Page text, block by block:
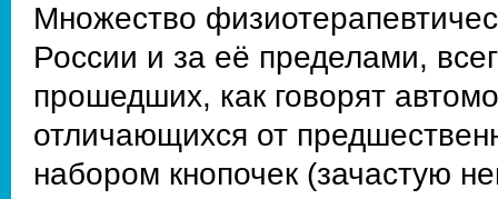
Множество
России и за её пределами,
прошедших, как говорят
отличающихся от
набором кнопочек (зачастую